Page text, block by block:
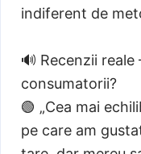
indiferent de
🔊 Recenzii reale
consumatorii?
🟢 „Cea mai
pe care am